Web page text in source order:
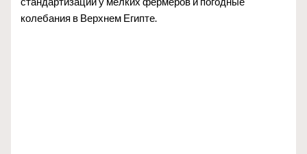
колебания в Верхнем Египте.